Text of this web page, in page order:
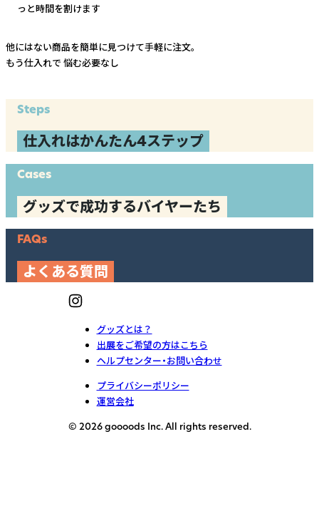
っと時間を割けます
他にはない商品を簡単に見つけて手軽に注文。
もう仕入れで 悩む必要なし
Steps
仕入れはかんたん4ステップ
Cases
グッズで成功するバイヤーたち
FAQs
よくある質問
グッズとは？
出展をご希望の方はこちら
ヘルプセンター・お問い合わせ
プライバシーポリシー
運営会社
© 2026 goooods Inc. All rights reserved.